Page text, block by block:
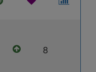
8